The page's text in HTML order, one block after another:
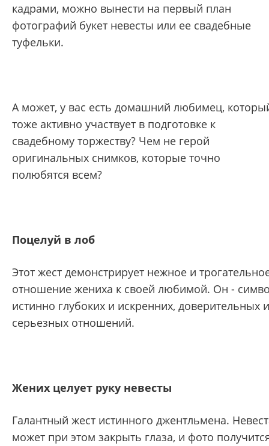
кадрами, можно вынести на первый план
фотографий букет невесты или ее свадебные
туфельки.
А может, у вас есть домашний любимец,
тоже активно участвует в подготовке к
свадебному торжеству? Чем не герой
оригинальных снимков, которые точно
полюбятся всем?
Поцелуй в лоб
Этот жест демонстрирует нежное и
отношение жениха к своей любимой. Он -
истинно глубоких и искренних, доверительных и
серьезных отношений.
Жених целует руку невесты
Галантный жест истинного джентльмена.
может при этом закрыть глаза, и фото